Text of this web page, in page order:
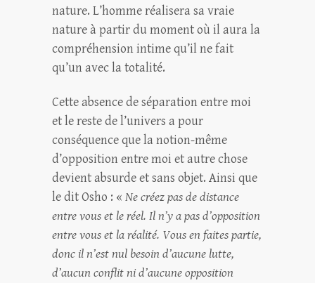
nature. L’homme réalisera sa vraie
nature à partir du moment où il aura la
compréhension intime qu’il ne fait
qu’un avec la totalité.
Cette absence de séparation entre moi
et le reste de l’univers a pour
conséquence que la notion-même
d’opposition entre moi et autre chose
devient absurde et sans objet. Ainsi que
le dit Osho : « Ne créez pas de distance
entre vous et le réel. Il n’y a pas d’opposition
entre vous et la réalité. Vous en faites partie,
donc il n’est nul besoin d’aucune lutte,
d’aucun conflit ni d’aucune opposition